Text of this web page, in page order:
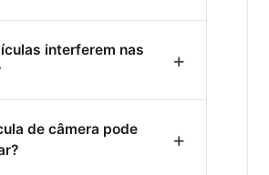
interferem nas
+
de câmera pode
+